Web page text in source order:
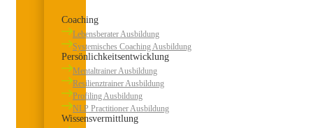
Coaching
Lebensberater Ausbildung
Systemisches Coaching Ausbildung
Persönlichkeitsentwicklung
Mentaltrainer Ausbildung
Resilienztrainer Ausbildung
Profiling Ausbildung
NLP Practitioner Ausbildung
Wissensvermittlung